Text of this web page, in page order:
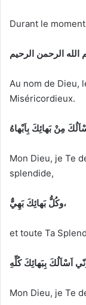
Durant le
الله الرحمن الرحيم
Au nom de Dieu,
Miséricordieux.
مِنْ بَهائِكَ بِاَبْهاهُ
Mon Dieu, je Te
splendide,
وكُلُّ بَهائِكَ بَهِيٌّ،
et toute Ta
Mon Dieu, je Te